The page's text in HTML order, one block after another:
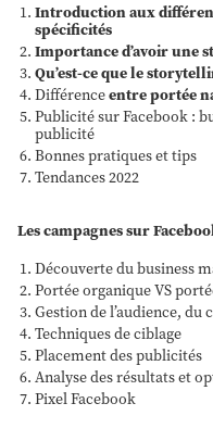
Introduction aux
spécificités
Importance d’avoir une
Qu’est-ce que le
Différenceentre portée
Publicité sur Facebook :
publicité
Bonnes pratiques et tips
Tendances 2022
Les campagnes sur
Découverte du business
Portée organique VS
Gestion de l’audience, du
Techniques de ciblage
Placement des publicités
Analyse des résultats et
Pixel Facebook